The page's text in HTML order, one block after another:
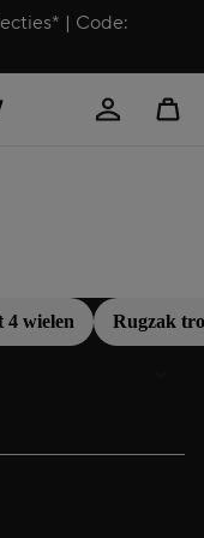
| Code:
4 wielen Rugzak